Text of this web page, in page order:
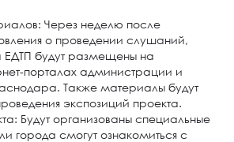
Через неделю после
о проведении слушаний,
ЕДТП будут размещены на
порталах администрации и
Также материалы будут
экспозиций проекта.
Будут организованы специальные
города смогут ознакомиться с